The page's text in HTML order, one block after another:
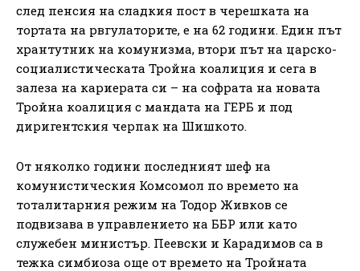
след пенсия на сладкия пост в черешката на
тортата на рвгулаторите, е на 62 години. Един път
хрантутник на комунизма, втори път на царско-
социалистическата Тройна коалиция и сега в
залеза на кариерата си – на софрата на новата
Тройна коалиция с мандата на ГЕРБ и под
диригентския черпак на Шишкото.
От няколко години последният шеф на
комунистическия Комсомол по времето на
тоталитарния режим на Тодор Живков се
подвизава в управлението на ББР или като
служебен министър. Пеевски и Карадимов са в
тежка симбиоза още от времето на Тройната